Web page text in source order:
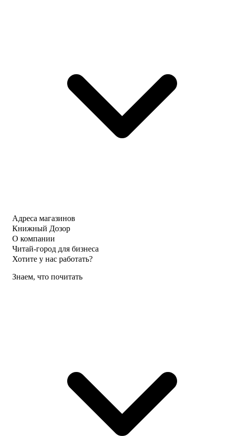
Адреса магазинов
Книжный Дозор
О компании
Читай-город для бизнеса
Хотите у нас работать?
Знаем, что почитать